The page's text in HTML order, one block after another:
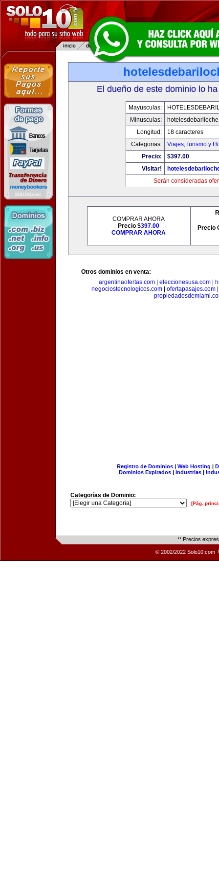
El dueño de este dominio lo
Mayusculas:
Minusculas:
Longitud:
18 caracteres
Categorias:
Viajes,Turismo y
Precio:
$397.00
Visitar!
Serán consideradas
COMPRAR AHORA
Precio $397.00
COMPRAR AHORA
Precio
Otros dominios en venta:
argentinaofertas.com| eleccionesusa.com|
negociostecnologicos.com
ofertapasajes.com
Registro de Dominios| Web Hosting |
Dominios Expirados | Industrias |
Categorías de Dominio:
[Pág.
** Precios
© 2002/2022 Solo10.com